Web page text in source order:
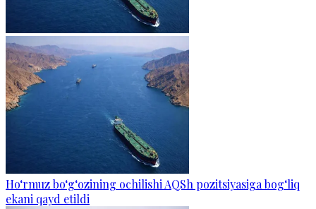
Ho‘rmuz bo‘g‘ozining ochilishi AQSh pozitsiyasiga bog‘liq
ekani qayd etildi